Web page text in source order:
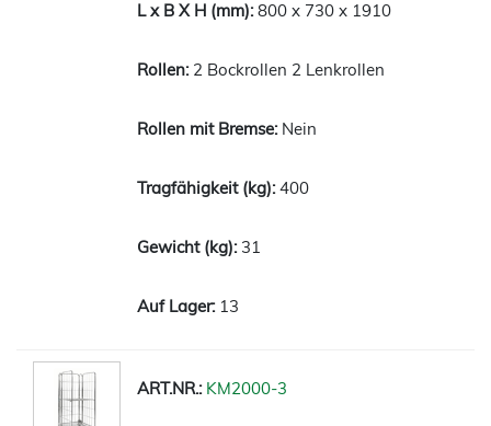
800 x 730 x 1910
2 Bockrollen 2 Lenkrollen
Nein
400
31
13
KM2000-3